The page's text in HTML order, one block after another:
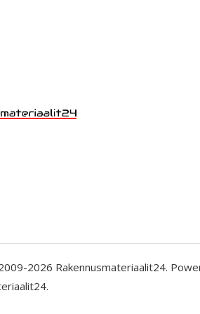
2026 Rakennusmateriaalit24.